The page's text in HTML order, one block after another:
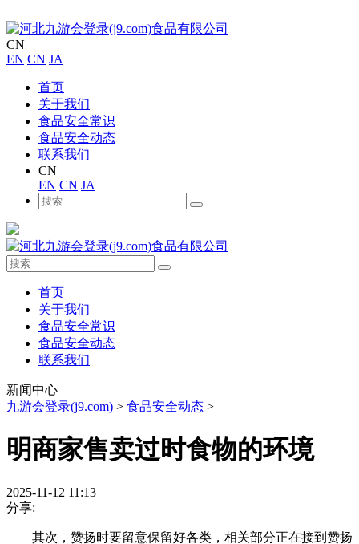
CN
EN CN JA
首页
关于我们
食品安全常识
食品安全动态
联系我们
CN
EN CN JA
首页
关于我们
食品安全常识
食品安全动态
联系我们
新闻中心
九游会登录(j9.com) > 食品安全动态 >
明商家售卖过时食物的环境
2025-11-12 11:13
分享:
其次，赞扬时要留意保留好各类，相关部分正在接到赞扬